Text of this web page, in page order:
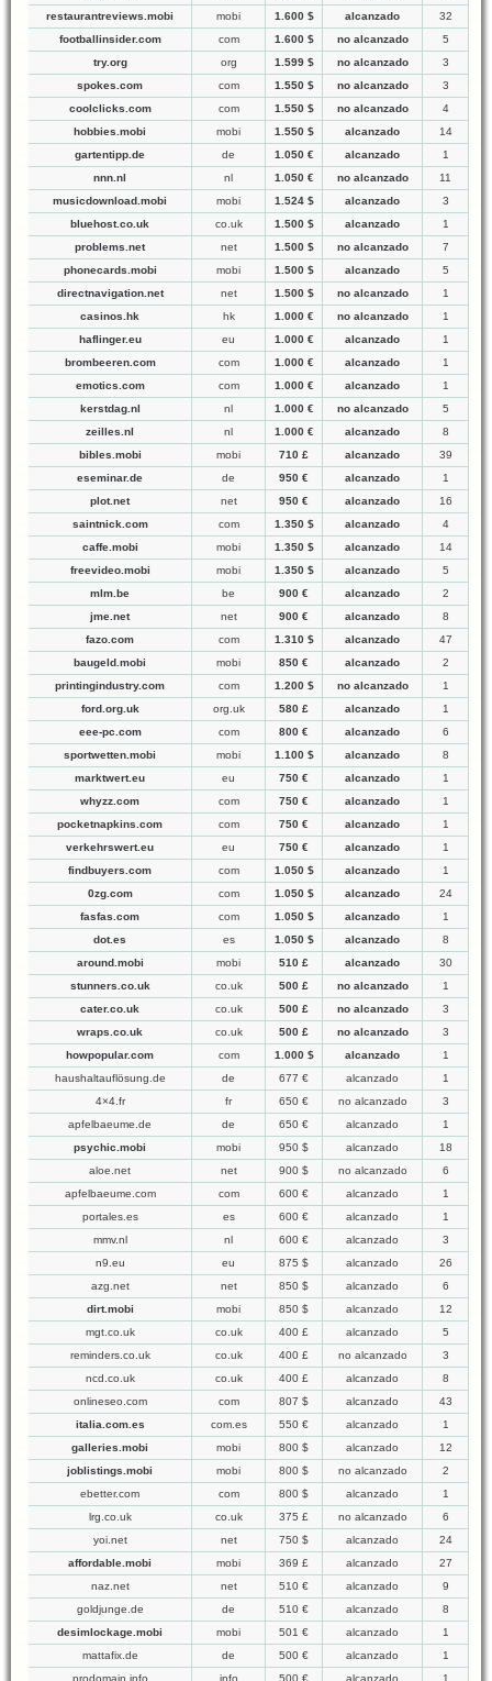
restaurantreviews.mobi
mobi 1.600 $ alcanzado
32
footballinsider.com
com 1.600 $ no alcanzado
5
try.org
org 1.599 $ no alcanzado
3
spokes.com
com 1.550 $ no alcanzado
3
coolclicks.com
com 1.550 $ no alcanzado
4
hobbies.mobi
mobi 1.550 $ alcanzado
14
gartentipp.de
de 1.050 € alcanzado
1
nnn.nl
nl 1.050 € no alcanzado
11
musicdownload.mobi
mobi 1.524 $ alcanzado
3
bluehost.co.uk
co.uk 1.500 $ alcanzado
1
problems.net
net 1.500 $ no alcanzado
7
phonecards.mobi
mobi 1.500 $ alcanzado
5
directnavigation.net
net 1.500 $ no alcanzado
1
casinos.hk
hk 1.000 € no alcanzado
1
haflinger.eu
eu 1.000 € alcanzado
1
brombeeren.com
com 1.000 € alcanzado
1
emotics.com
com 1.000 € alcanzado
1
kerstdag.nl
nl 1.000 € no alcanzado
5
zeilles.nl
nl 1.000 € alcanzado
8
bibles.mobi
mobi 710 £ alcanzado
39
eseminar.de
de 950 € alcanzado
1
plot.net
net 950 € alcanzado
16
saintnick.com
com 1.350 $ alcanzado
4
caffe.mobi
mobi 1.350 $ alcanzado
14
freevideo.mobi
mobi 1.350 $ alcanzado
5
mlm.be
be 900 € alcanzado
2
jme.net
net 900 € alcanzado
8
fazo.com
com 1.310 $ alcanzado
47
baugeld.mobi
mobi 850 € alcanzado
2
printingindustry.com
com 1.200 $ no alcanzado
1
ford.org.uk
org.uk 580 £ alcanzado
1
eee-pc.com
com 800 € alcanzado
6
sportwetten.mobi
mobi 1.100 $ alcanzado
8
marktwert.eu
eu 750 € alcanzado
1
whyzz.com
com 750 € alcanzado
1
pocketnapkins.com
com 750 € alcanzado
1
verkehrswert.eu
eu 750 € alcanzado
1
findbuyers.com
com 1.050 $ alcanzado
1
0zg.com
com 1.050 $ alcanzado
24
fasfas.com
com 1.050 $ alcanzado
1
dot.es
es 1.050 $ alcanzado
8
around.mobi
mobi 510 £ alcanzado
30
stunners.co.uk
co.uk 500 £ no alcanzado
1
cater.co.uk
co.uk 500 £ no alcanzado
3
wraps.co.uk
co.uk 500 £ no alcanzado
3
howpopular.com
com 1.000 $ alcanzado
1
haushaltauflösung.de
de 677 € alcanzado
1
4×4.fr
fr 650 € no alcanzado
3
apfelbaeume.de
de 650 € alcanzado
1
psychic.mobi
mobi 950 $ alcanzado
18
aloe.net
net 900 $ no alcanzado
6
apfelbaeume.com
com 600 € alcanzado
1
portales.es
es 600 € alcanzado
1
mmv.nl
nl 600 € alcanzado
3
n9.eu
eu 875 $ alcanzado
26
azg.net
net 850 $ alcanzado
6
dirt.mobi
mobi 850 $ alcanzado
12
mgt.co.uk
co.uk 400 £ alcanzado
5
reminders.co.uk
co.uk 400 £ no alcanzado
3
ncd.co.uk
co.uk 400 £ alcanzado
8
onlineseo.com
com 807 $ alcanzado
43
italia.com.es
com.es 550 € alcanzado
1
galleries.mobi
mobi 800 $ alcanzado
12
joblistings.mobi
mobi 800 $ no alcanzado
2
ebetter.com
com 800 $ alcanzado
1
lrg.co.uk
co.uk 375 £ no alcanzado
6
yoi.net
net 750 $ alcanzado
24
affordable.mobi
mobi 369 £ alcanzado
27
naz.net
net 510 € alcanzado
9
goldjunge.de
de 510 € alcanzado
8
desimlockage.mobi
mobi 501 € alcanzado
1
mattafix.de
de 500 € alcanzado
1
prodomain.info
info 500 € alcanzado 1